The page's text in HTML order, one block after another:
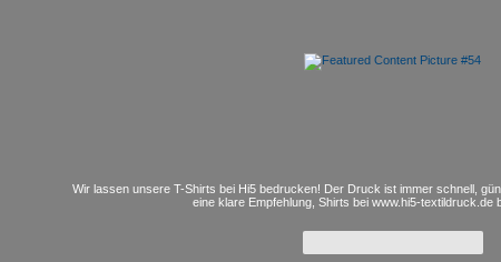
Wir lassen unsere T-Shirts bei Hi5 bedrucken! Der Druck ist immer schnell,
eine klare Empfehlung, Shirts bei www.hi5-textildruck.de